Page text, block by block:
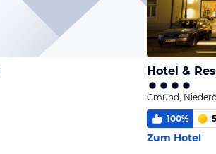
Hotel &
Gmünd,
100%
Zum Hotel